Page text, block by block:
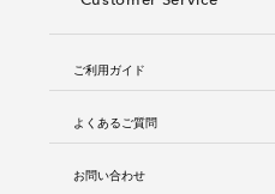
ご利用ガイド
よくあるご質問
お問い合わせ